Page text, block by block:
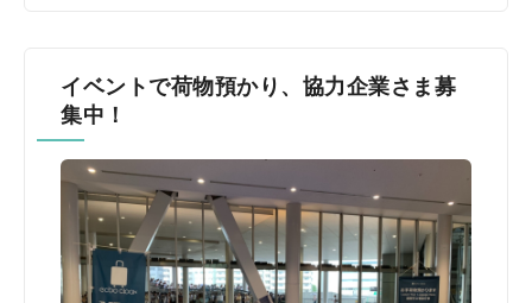
イベントで荷物預かり、協力企業さま募
集中！